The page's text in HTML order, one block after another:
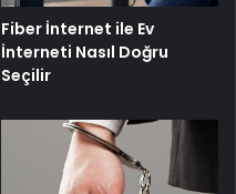
Fiber İnternet ile Ev
İnterneti Nasıl Doğru
Seçilir